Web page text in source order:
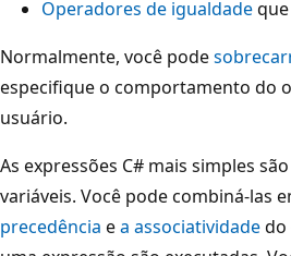
Operadores de igualdade
Normalmente, você pode
especifique o comportamento do
usuário.
As expressões C# mais simples
variáveis. Você pode combiná-las
precedência ea associatividadedo